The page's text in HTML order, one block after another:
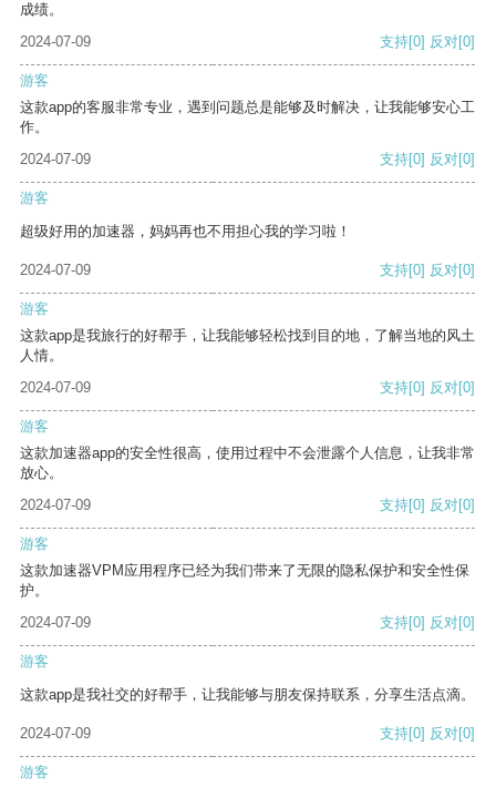
成绩。
2024-07-09
支持[0] 反对[0]
游客
这款app的客服非常专业，遇到问题总是能够及时解决，让我能够安心工
作。
2024-07-09
支持[0] 反对[0]
游客
超级好用的加速器，妈妈再也不用担心我的学习啦！
2024-07-09 支持[0] 反对[0]
游客
这款app是我旅行的好帮手，让我能够轻松找到目的地，了解当地的风土
人情。
2024-07-09
支持[0] 反对[0]
游客
这款加速器app的安全性很高，使用过程中不会泄露个人信息，让我非常
放心。
2024-07-09
支持[0] 反对[0]
游客
这款加速器VPM应用程序已经为我们带来了无限的隐私保护和安全性保
护。
2024-07-09
支持[0] 反对[0]
游客
这款app是我社交的好帮手，让我能够与朋友保持联系，分享生活点滴。
2024-07-09 支持[0] 反对[0]
游客